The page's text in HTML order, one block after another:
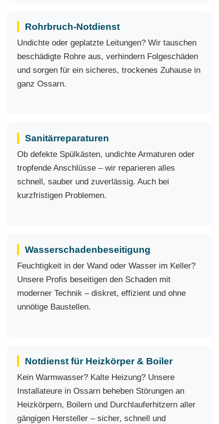
Rohrbruch-Notdienst
Undichte oder geplatzte Leitungen? Wir tauschen
beschädigte Rohre aus, verhindern Folgeschäden
und sorgen für ein sicheres, trockenes Zuhause in
ganz Ossarn.
Sanitärreparaturen
Ob defekte Spülkästen, undichte Armaturen oder
tropfende Anschlüsse – wir reparieren alles
schnell, sauber und zuverlässig. Auch bei
kurzfristigen Problemen.
Wasserschadenbeseitigung
Feuchtigkeit in der Wand oder Wasser im Keller?
Unsere Profis beseitigen den Schaden mit
moderner Technik – diskret, effizient und ohne
unnötige Baustellen.
Notdienst für Heizkörper & Boiler
Kein Warmwasser? Kalte Heizung? Unsere
Installateure in Ossarn beheben Störungen an
Heizkörpern, Boilern und Durchlauferhitzern aller
gängigen Hersteller – sicher, schnell und